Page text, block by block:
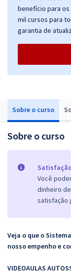
Sobre o curso
Sobre o curso
Você
dinheiro
satisfação
Veja o que o
nosso empenho e
VIDEOAULAS
benefício para os
mil cursos para
garantia de